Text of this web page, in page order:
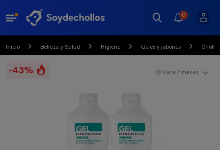
0
Inicio Belleza y Salud Higiene Geles y jabones Chollo
-43% Hace 2 meses